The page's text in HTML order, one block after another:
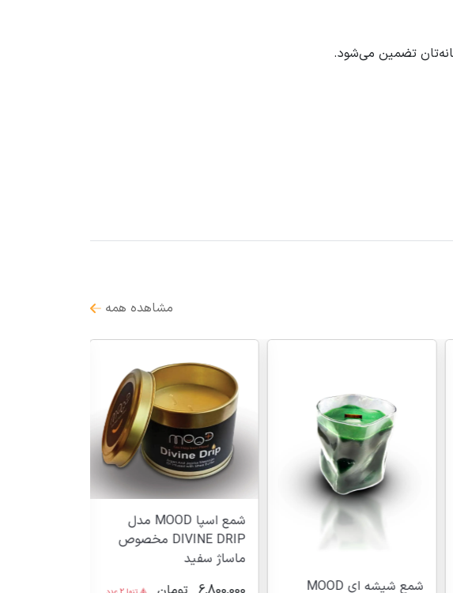
تضمین می‌شود.
مشاهده همه
شمع شیشه ای MOOD
شمع اسپا MOOD مدل
DIVINE DRIP مخصوص
ماساژ سفید